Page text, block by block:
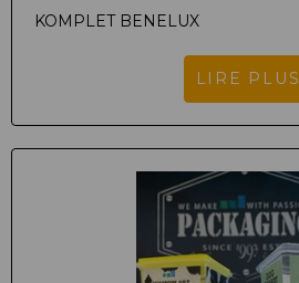
KOMPLET BENELUX
LIRE PLUS